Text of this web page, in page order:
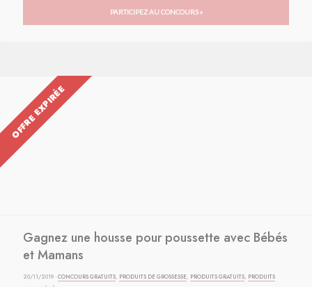
PARTICIPEZ AU CONCOURS »
OFFRE EXPIRÉE
Gagnez une housse pour poussette avec Bébés
et Mamans
20/11/2019 ·CONCOURS GRATUITS, PRODUITS DE GROSSESSE, PRODUITS GRATUITS, PRODUITS